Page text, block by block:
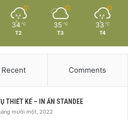
34 ℃
T2
35 ℃
T3
33 ℃
T4
Recent Comments
THIẾT KẾ – IN ẤN STANDEE
mười một, 2022